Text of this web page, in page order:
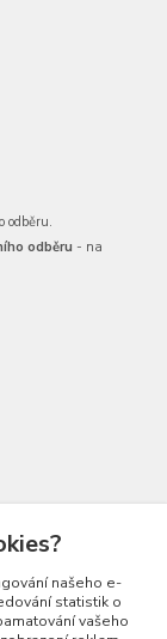
odběru.
odběru - na
našeho e-
statistik o
vašeho